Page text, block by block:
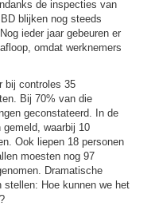
de inspecties van
blijken nog steeds
ieder jaar gebeuren er
omdat werknemers
bij controles 35
Bij 70% van die
geconstateerd. In de
waarbij 10
Ook liepen 18 personen
moesten nog 97
Dramatische
Hoe kunnen we het